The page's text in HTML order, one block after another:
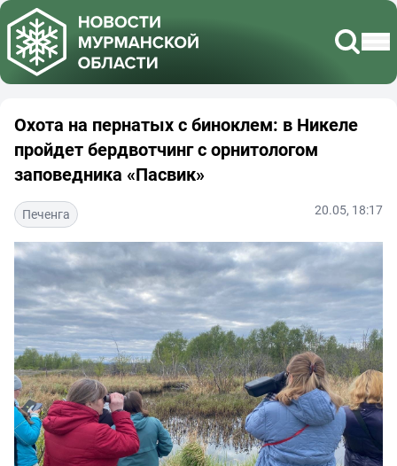
Охота на пернатых с биноклем: в Никеле
пройдет бердвотчинг с орнитологом
заповедника «Пасвик»
Печенга 20.05, 18:17